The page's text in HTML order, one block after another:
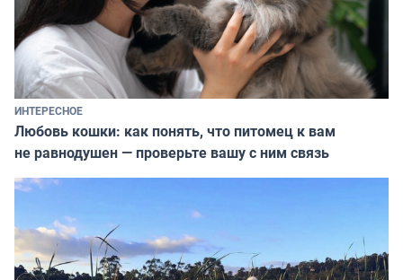
ИНТЕРЕСНОЕ
Любовь кошки: как понять, что питомец к вам
не равнодушен — проверьте вашу с ним связь